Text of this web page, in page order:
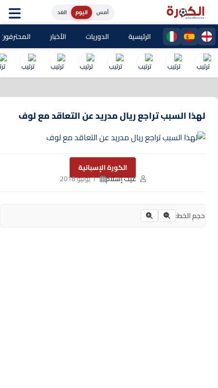
اليوم الغد
الرئيسية الدوريات الأخبار المحترفون
لهذا السبب تراجع ريال مدريد عن التعاقد مع لوف
الكورة الإسبانية
غيث إسلام
1 يونيو 2018
حجم الخط: